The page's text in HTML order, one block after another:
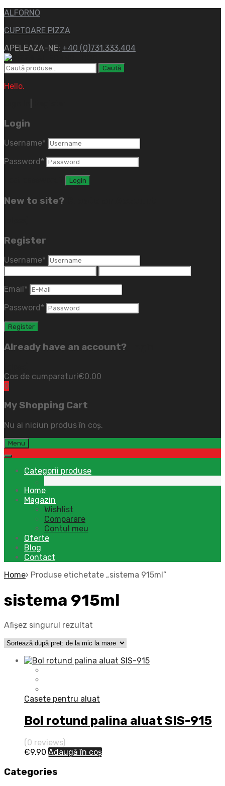
ALFORNO
CUPTOARE PIZZA
APELEAZA-NE: +40 (0)731.333.404
Caută
Hello.
Login
Username*
Password *
New to site?
Register
Username*
Email *
Password *
Already have an account?
Cos de cumparaturi€0.00
0
My Shopping Cart
Nu ai niciun produs în coș.
Menu
Categorii produse
Home
Magazin
Wishlist
Comparare
Contul meu
Oferte
Blog
Contact
Home
Produse etichetate „sistema 915ml”
sistema 915ml
Afișez singurul rezultat
Casete pentru aluat
Bol rotund palina aluat SIS-915
(0 reviews)
€9.90 Adaugă în coș
Categories